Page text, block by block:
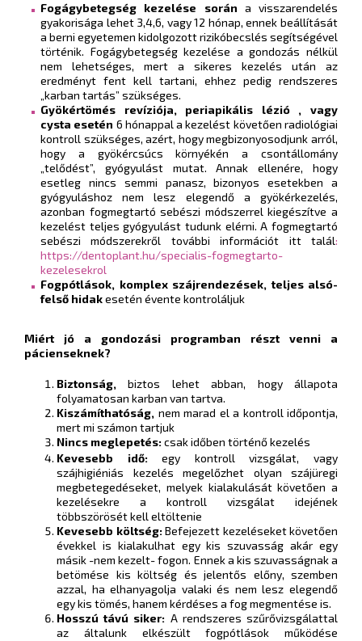
Fogágybetegség kezelése során a visszarendelés
gyakorisága lehet 3,4,6, vagy 12 hónap, ennek beállítását
a berni egyetemen kidolgozott rizikóbecslés segítségével
történik. Fogágybetegség kezelése a gondozás nélkül
nem lehetséges, mert a sikeres kezelés után az
eredményt fent kell tartani, ehhez pedig rendszeres
„karban tartás” szükséges.
Gyökértömés revíziója, periapikális lézió , vagy
cysta esetén 6 hónappal a kezelést követően radiológiai
kontroll szükséges, azért, hogy megbizonyosodjunk arról,
hogy a gyökércsúcs környékén a csontállomány
„telődést”, gyógyulást mutat. Annak ellenére, hogy
esetleg nincs semmi panasz, bizonyos esetekben a
gyógyuláshoz nem lesz elegendő a gyökérkezelés,
azonban fogmegtartó sebészi módszerrel kiegészítve a
kezelést teljes gyógyulást tudunk elérni. A fogmegtartó
sebészi módszerekről további információt itt talál:
https://dentoplant.hu/specialis-fogmegtarto-
kezelesekrol
Fogpótlások, komplex szájrendezések, teljes alsó-
felső hidakesetén évente kontroláljuk
Miért jó a gondozási programban részt venni a
pácienseknek?
Biztonság,biztos lehet abban, hogy állapota
folyamatosan karban van tartva.
Kiszámíthatóság, nem marad el a kontroll időpontja,
mert mi számon tartjuk
Nincs meglepetés:csak időben történő kezelés
Kevesebb idő:egy kontroll vizsgálat, vagy
szájhigiéniás kezelés megelőzhet olyan szájüregi
megbetegedéseket, melyek kialakulását követően a
kezelésekre a kontroll vizsgálat idejének
többszörösét kell eltöltenie
Kevesebb költség:Befejezett kezeléseket követően
évekkel is kialakulhat egy kis szuvasság akár egy
másik -nem kezelt- fogon. Ennek a kis szuvasságnak a
betömése kis költség és jelentős előny, szemben
azzal, ha elhanyagolja valaki és nem lesz elegendő
egy kis tömés, hanem kérdéses a fog megmentése is.
Hosszú távú siker: A rendszeres szűrővizsgálattal
az általunk elkészült fogpótlások működése